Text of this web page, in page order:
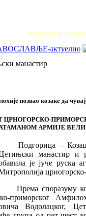
РЕКЛАМЕ И
актуелно
манастир
позвао козаке да
ЦРНОГОРСКО-
АРМИЈЕ
Подгорица – Козаци
манастир и
је јуче руска
Према споразуму
приморског
Водолацког,